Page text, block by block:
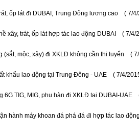
ốp lát đi DUBAI, Trung Đông lương cao ( 7/
xây, trát, ốp lát hợp tác lao động DUBAI ( 7/4/
(sắt, mộc, xây) đi XKLĐ không cần thi tuyển (
khẩu lao động tại Trung Đông - UAE ( 7/4/
6G TIG, MIG, phụ hàn đi XKLĐ tại DUBAI-UAE
hành máy khoan đá phá đá đi hợp tác lao